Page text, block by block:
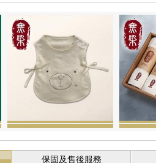
保固及售後服務